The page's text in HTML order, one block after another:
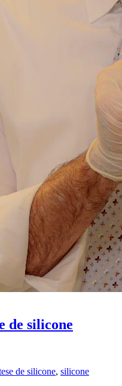
de silicone
de silicone, silicone